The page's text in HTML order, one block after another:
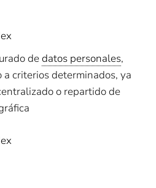
dedatos personales,
criterios determinados, ya
o repartido de